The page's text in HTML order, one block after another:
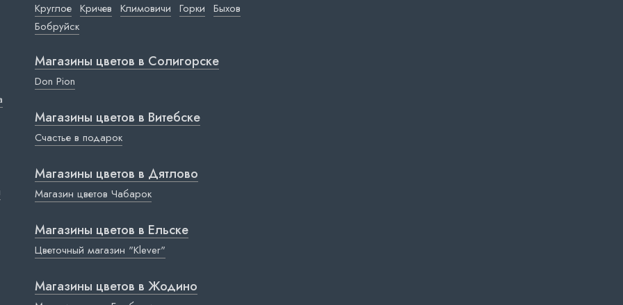
Круглое Кричев Климовичи Горки Быхов
Бобруйск
Магазины цветов в Cолигорске
Don Pion
Магазины цветов в Витебске
Счастье в подарок
Магазины цветов в Дятлово
Магазин цветов Чабарок
Магазины цветов в Ельске
Цветочный магазин "Klever"
Магазины цветов в Жодино